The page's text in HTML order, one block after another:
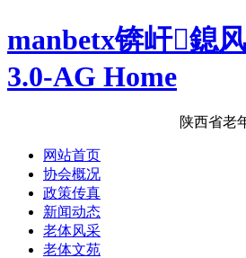
manbetx锛屽鎴
3.0-AG Home
陕西省老
网站首页
协会概况
政策传真
新闻动态
老体风采
老体文苑